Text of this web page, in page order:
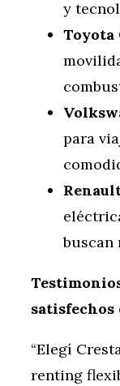
y
Toyota
para
buscan
satisfechos
“Elegí
renting